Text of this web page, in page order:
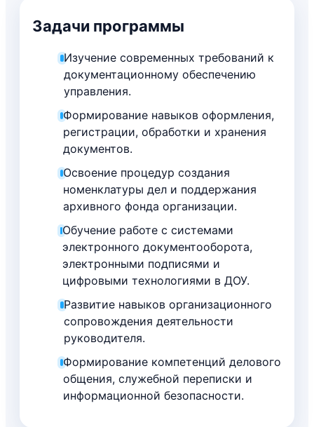
Задачи программы
Изучение современных требований к
документационному обеспечению
управления.
Формирование навыков оформления,
регистрации, обработки и хранения
документов.
Освоение процедур создания
номенклатуры дел и поддержания
архивного фонда организации.
Обучение работе с системами
электронного документооборота,
электронными подписями и
цифровыми технологиями в ДОУ.
Развитие навыков организационного
сопровождения деятельности
руководителя.
Формирование компетенций делового
общения, служебной переписки и
информационной безопасности.